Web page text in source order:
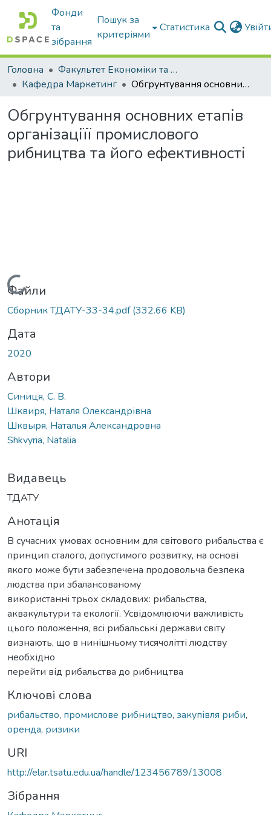
Фонди
та
зібрання
Пошук за
критеріями
Статистика
Головна
Факультет Економіки та бізнесу
Кафедра Маркетинг
Обгрунтування основних етапів організаціїї промислового рибництва та його ефективності
Обгрунтування основних етапів
організаціїї промислового
рибництва та його ефективності
Вантажиться...
Файли
Сборник ТДАТУ-33-34.pdf(332.66 KB)
Дата
2020
Автори
Синиця, С. В.
Шквиря, Наталя Олександрівна
Шквыря, Наталья Александровна
Shkvyria, Natalia
Видавець
ТДАТУ
Анотація
В сучасних умовах основним для світового рибальства є
принцип сталого, допустимого розвитку, на основі
якого може бути забезпечена продовольча безпека
людства при збалансованому
використанні трьох складових: рибальства,
аквакультури та екології. Усвідомлюючи важливість
цього положення, всі рибальські держави світу
визнають, що в нинішньому тисячолітті людству
необхідно
перейти від рибальства до рибництва
Ключові слова
рибальство, промислове рибництво, закупівля риби,
оренда, ризики
URI
http://elar.tsatu.edu.ua/handle/123456789/13008
Зібрання